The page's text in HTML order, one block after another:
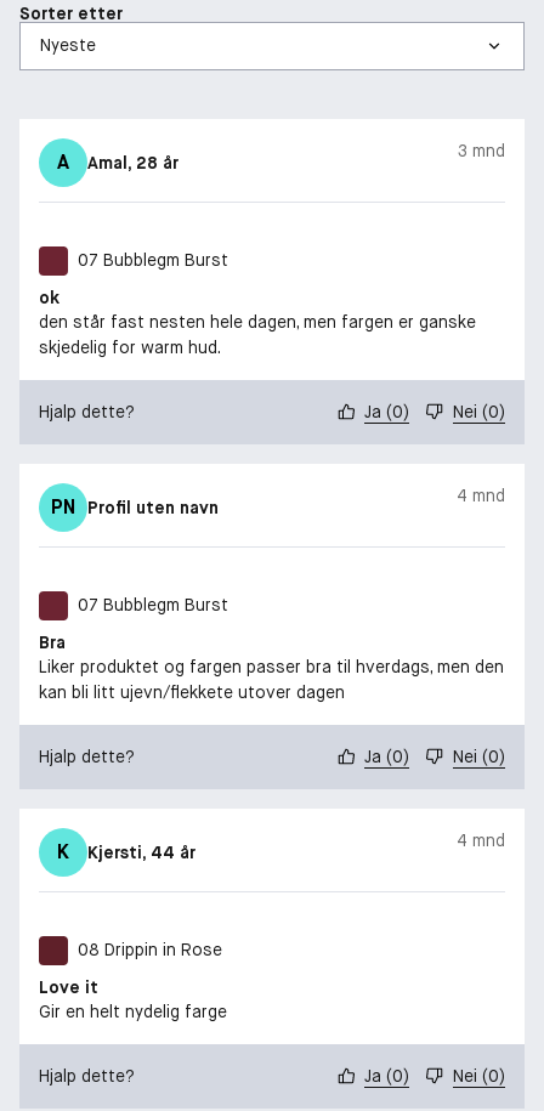
Sorter etter
A Amal, 28 år
3 mnd
07 Bubblegm Burst
ok
den står fast nesten hele dagen, men fargen er ganske
skjedelig for warm hud.
Hjalp dette? Ja (0) Nei (0)
PN Profil uten navn
4 mnd
07 Bubblegm Burst
Bra
Liker produktet og fargen passer bra til hverdags, men den
kan bli litt ujevn/flekkete utover dagen
Hjalp dette? Ja (0) Nei (0)
K Kjersti, 44 år
4 mnd
08 Drippin in Rose
Love it
Gir en helt nydelig farge
Hjalp dette? Ja (0) Nei (0)